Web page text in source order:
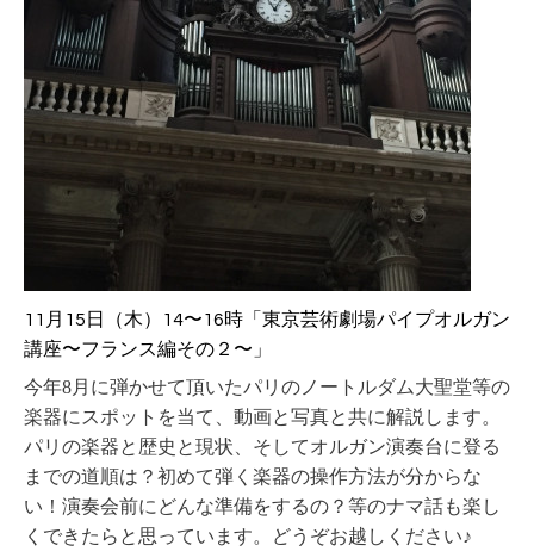
11月15日（木）14〜16時 「東京芸術劇場パイプオルガン
講座〜フランス編その２〜」
今年8月に弾かせて頂いたパリのノートルダム大聖堂等の
楽器にスポットを当て、動画と写真と共に解説します。
パリの楽器と歴史と現状、そしてオルガン演奏台に登る
までの道順は？初めて弾く楽器の操作方法が分からな
い！演奏会前にどんな準備をするの？等のナマ話も楽し
くできたらと思っています。どうぞお越しください♪